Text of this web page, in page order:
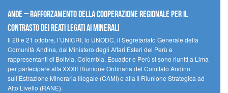
Ande – Rafforzamento della cooperazione regionale per il
contrasto dei reati legati ai minerali
Il 20 e 21 ottobre, l’UNICRI, lo UNODC, il Segretariato Generale della
Comunità Andina, dal Ministero degli Affari Esteri del Perù e
rappresentanti di Bolivia, Colombia, Ecuador e Perù si sono riuniti a Lima
per partecipare alla XXXII Riunione Ordinaria del Comitato Andino
sull’Estrazione Mineraria Illegale (CAMI) e alla II Riunione Strategica ad
Alto Livello (RANE).